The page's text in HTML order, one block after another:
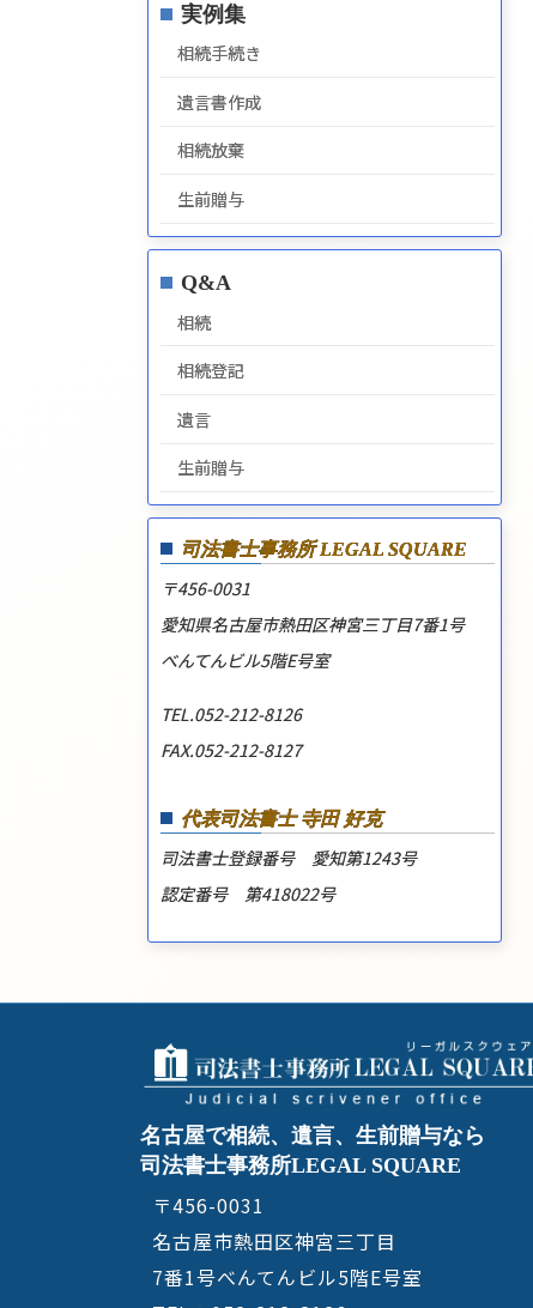
実例集
相続手続き
遺言書作成
相続放棄
生前贈与
Q&A
相続
相続登記
遺言
生前贈与
司法書士事務所LEGAL SQUARE
〒456-0031
愛知県名古屋市熱田区神宮三丁目7番1号
べんてんビル5階E号室
TEL.052-212-8126
FAX.052-212-8127
代表司法書士 寺田 好克
司法書士登録番号 愛知第1243号
認定番号 第418022号
名古屋で相続、遺言、生前贈与なら
司法書士事務所LEGAL SQUARE
〒456-0031
名古屋市熱田区神宮三丁目
7番1号べんてんビル5階E号室